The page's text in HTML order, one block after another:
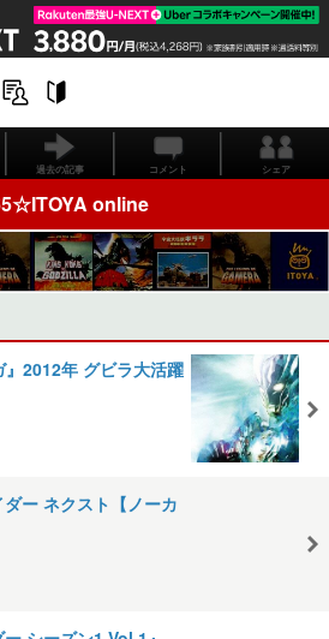
過去の記事 コメント シェア
online
2012年 グビラ大活躍
ー ネクスト【ノーカ